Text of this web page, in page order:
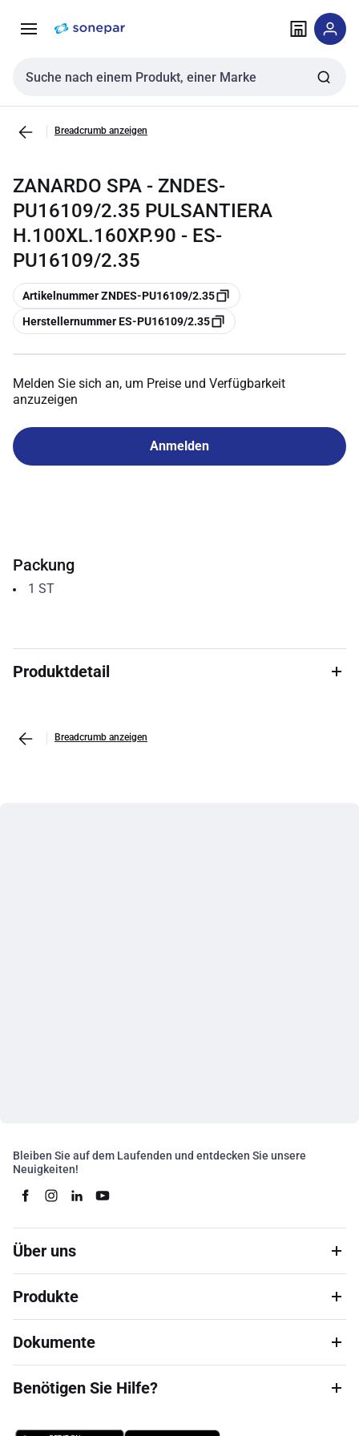
NavigationInhalt
Sucheingabe
Breadcrumb anzeigen
ZANARDO SPA - ZNDES-
PU16109/2.35 PULSANTIERA
H.100XL.160XP.90 - ES-
PU16109/2.35
Kopieren
Artikelnummer ZNDES-PU16109/2.35
Kopieren
Herstellernummer ES-PU16109/2.35
Melden Sie sich an, um Preise und Verfügbarkeit
anzuzeigen
Anmelden
Packung
1 ST
Produktdetail
Breadcrumb anzeigen
Bleiben Sie auf dem Laufenden und entdecken Sie unsere
Neuigkeiten!
Über uns
Produkte
Dokumente
Benötigen Sie Hilfe?